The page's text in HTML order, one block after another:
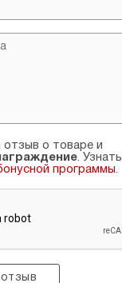
отзыв о товаре и
. Узнать
программы.
ОТЗЫВ